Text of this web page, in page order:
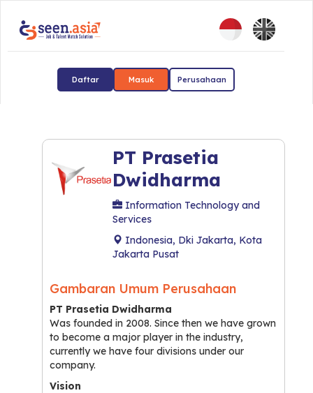
Daftar Masuk Perusahaan
PT Prasetia
Dwidharma
Information Technology and
Services
Indonesia, Dki Jakarta, Kota
Jakarta Pusat
Gambaran Umum Perusahaan
PT Prasetia Dwidharma
Was founded in 2008. Since then we have grown
to become a major player in the industry,
currently we have four divisions under our
company.
Vision